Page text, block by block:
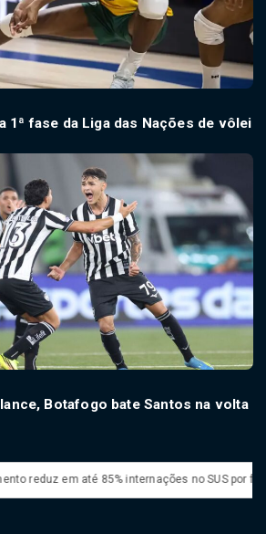
1ª fase da Liga das Nações de vôlei
Botafogo bate Santos na volta
em até 85% internações no SUS por fibrose